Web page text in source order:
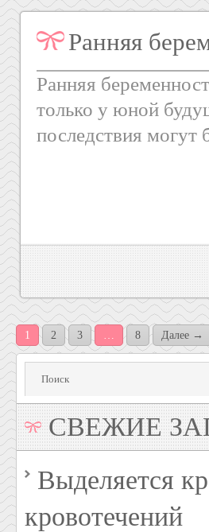
Ранняя
Ранняя
только у юной
последствия могут
1 2 3 8 Далее →
СВЕЖИЕ
Выделяется
кровотечений